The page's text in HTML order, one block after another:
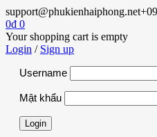
support@phukienhaiphong.net
0₫ 0
Your shopping cart is empty
Login / Sign up
Username
Mật khẩu